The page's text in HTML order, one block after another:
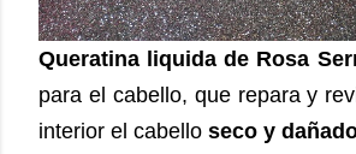
Queratina liquida de Rosa
para el cabello, que repara y
interior el cabello seco y